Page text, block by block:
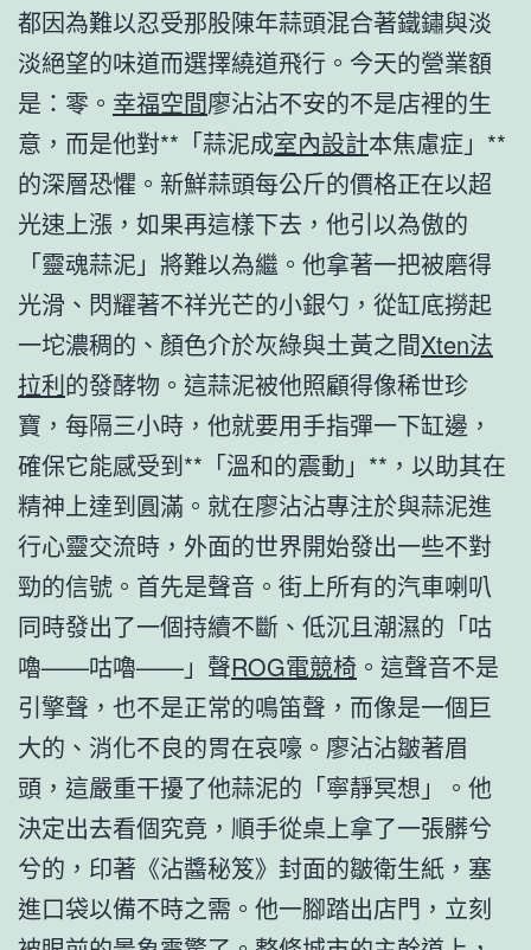
都因為難以忍受那股陳年蒜頭混合著鐵鏽與淡
淡絕望的味道而選擇繞道飛行。今天的營業額
是：零。 幸福空間廖沾沾不安的不是店裡的生
意，而是他對**「蒜泥成室內設計本焦慮症」**
的深層恐懼。新鮮蒜頭每公斤的價格正在以超
光速上漲，如果再這樣下去，他引以為傲的
「靈魂蒜泥」將難以為繼。他拿著一把被磨得
光滑、閃耀著不祥光芒的小銀勺，從缸底撈起
一坨濃稠的、顏色介於灰綠與土黃之間Xten法
拉利的發酵物。這蒜泥被他照顧得像稀世珍
寶，每隔三小時，他就要用手指彈一下缸邊，
確保它能感受到**「溫和的震動」**，以助其在
精神上達到圓滿。就在廖沾沾專注於與蒜泥進
行心靈交流時，外面的世界開始發出一些不對
勁的信號。首先是聲音。街上所有的汽車喇叭
同時發出了一個持續不斷、低沉且潮濕的「咕
嚕——咕嚕——」聲ROG電競椅 。這聲音不是
引擎聲，也不是正常的鳴笛聲，而像是一個巨
大的、消化不良的胃在哀嚎。廖沾沾皺著眉
頭，這嚴重干擾了他蒜泥的「寧靜冥想」。他
決定出去看個究竟，順手從桌上拿了一張髒兮
兮的，印著《沾醬秘笈》封面的皺衛生紙，塞
進口袋以備不時之需。他一腳踏出店門，立刻